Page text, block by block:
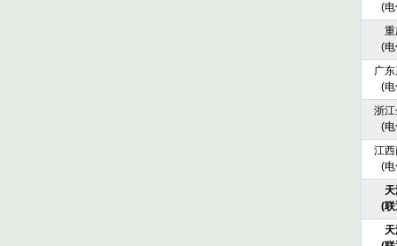
(电
重
(电
广
(电
浙
(电
江
(电
(联